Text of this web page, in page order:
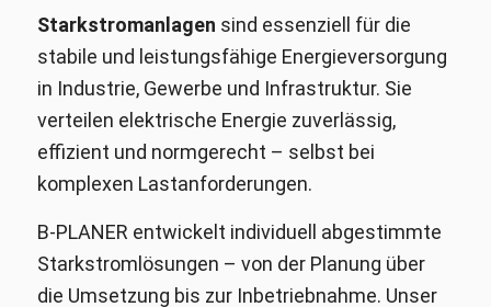
Starkstromanlagen sind essenziell für die
stabile und leistungsfähige Energieversorgung
in Industrie, Gewerbe und Infrastruktur. Sie
verteilen elektrische Energie zuverlässig,
effizient und normgerecht – selbst bei
komplexen Lastanforderungen.
B-PLANER entwickelt individuell abgestimmte
Starkstromlösungen – von der Planung über
die Umsetzung bis zur Inbetriebnahme. Unser